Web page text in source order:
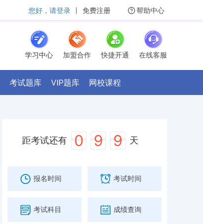
您好，请登录 丨 免费注册 帮助中心
学习中心
加盟合作 快捷开通 在线客服
考试题库 VIP题库 网校课程
距考试还有 0 9 9 天
报名时间 考试时间
考试科目 成绩查询